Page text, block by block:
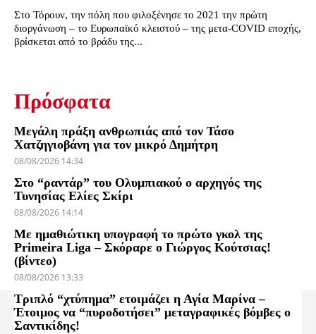
Στο Τόρουν, την πόλη που φιλοξένησε το 2021 την πρώτη
διοργάνωση – το Ευρωπαϊκό κλειστού – της μετα-COVID εποχής,
βρίσκεται από το βράδυ της...
Πρόσφατα
Μεγάλη πράξη ανθρωπιάς από τον Τάσο
Χατζηγιοβάνη για τον μικρό Δημήτρη
08/08/2026 14:34
Στο “ραντάρ” του Ολυμπιακού ο αρχηγός της
Τυνησίας Ελίες Σκίρι
08/08/2026 14:14
Με ημαθιώτικη υπογραφή το πρώτο γκολ της
Primeira Liga – Σκόραρε ο Γιώργος Κούτσιας!
(βίντεο)
08/08/2026 13:33
Τριπλό “χτύπημα” ετοιμάζει η Αγία Μαρίνα –
Έτοιμος να “πυροδοτήσει” μεταγραφικές βόμβες ο
Σαντικίδης!